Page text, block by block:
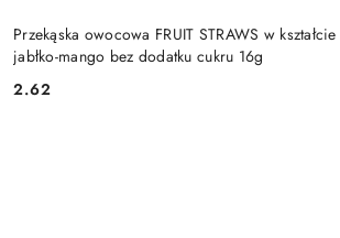
Przekąska owocowa FRUIT STRAWS w
jabłko-mango bez dodatku cukru 16g
Cena:
2.62